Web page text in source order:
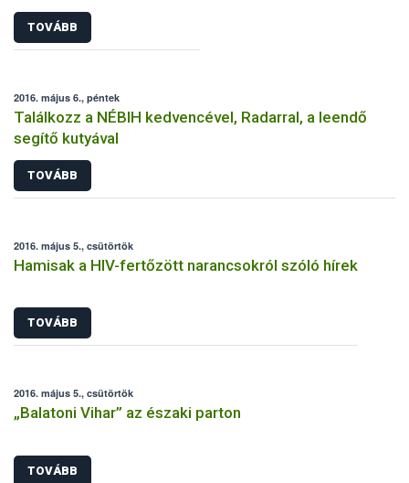
TOVÁBB
2016. május 6., péntek
Találkozz a NÉBIH kedvencével, Radarral, a leendő
segítő kutyával
TOVÁBB
2016. május 5., csütörtök
Hamisak a HIV-fertőzött narancsokról szóló hírek
TOVÁBB
2016. május 5., csütörtök
„Balatoni Vihar” az északi parton
TOVÁBB